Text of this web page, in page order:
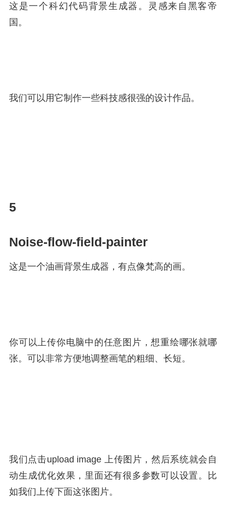
这是一个科幻代码背景生成器。灵感来自黑客帝
国。
我们可以用它制作一些科技感很强的设计作品。
5
Noise-flow-field-painter
这是一个油画背景生成器，有点像梵高的画。
你可以上传你电脑中的任意图片，想重绘哪张就哪
张。可以非常方便地调整画笔的粗细、长短。
我们点击upload image 上传图片，然后系统就会自
动生成优化效果，里面还有很多参数可以设置。比
如我们上传下面这张图片。